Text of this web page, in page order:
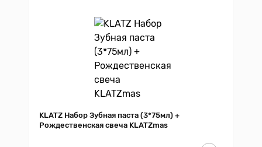
KLATZ Набор Зубная паста (3*75мл) +
Рождественская свеча KLATZmas